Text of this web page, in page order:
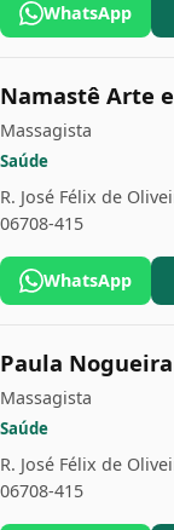
WhatsApp
Namastê Arte
Massagista
Saúde
R. José Félix de
06708-415
WhatsApp
Paula
Massagista
Saúde
R. José Félix de
06708-415